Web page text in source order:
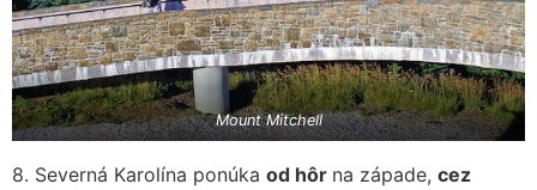
Mount Mitchell
8. Severná Karolína ponúka od hôr na západe, cez